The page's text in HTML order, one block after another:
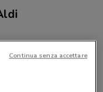
Continua senza accettare